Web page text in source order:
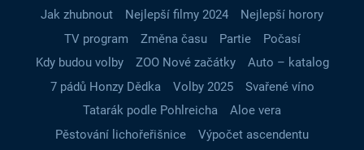
Jak zhubnout Nejlepší filmy 2024
Nejlepší horory
TV program
Změna času Partie
Počasí
Kdy budou volby
ZOO Nové začátky
Auto – katalog
7 pádů Honzy Dědka
Volby 2025
Svařené víno
Tatarák podle Pohlreicha
Aloe vera
Pěstování lichořeřišnice
Výpočet ascendentu